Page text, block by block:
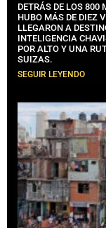
DETRÁS DE LOS 800
HUBO MÁS DE DIEZ
LLEGARON A
INTELIGENCIA
POR ALTO Y UNA
SUIZAS.
SEGUIR LEYENDO